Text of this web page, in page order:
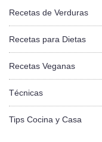
Recetas de Verduras
Recetas para Dietas
Recetas Veganas
Técnicas
Tips Cocina y Casa